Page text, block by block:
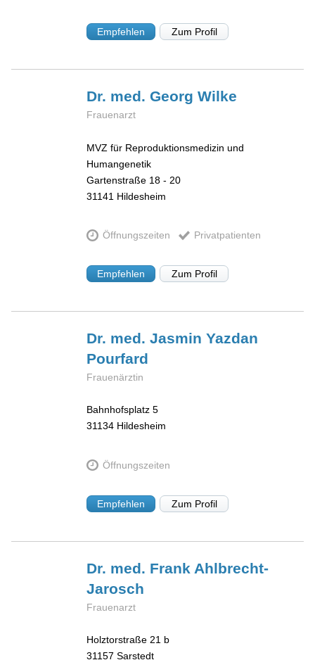
Empfehlen Zum Profil
Dr. med. GeorgWilke
Frauenarzt
MVZ für Reproduktionsmedizin und
Humangenetik
Gartenstraße 18 - 20
31141 Hildesheim
Öffnungszeiten Privatpatienten
Empfehlen Zum Profil
Dr. med. JasminYazdan
Pourfard
Frauenärztin
Bahnhofsplatz 5
31134 Hildesheim
Öffnungszeiten
Empfehlen Zum Profil
Dr. med. Frank Ahlbrecht-
Jarosch
Frauenarzt
Holztorstraße 21 b
31157 Sarstedt